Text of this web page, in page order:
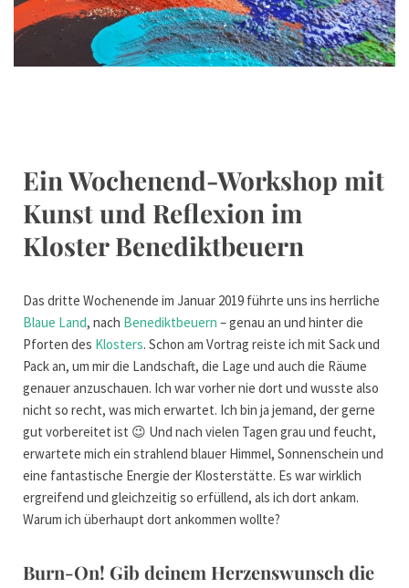
Ein Wochenend-Workshop mit
Kunst und Reflexion im
Kloster Benediktbeuern
Das dritte Wochenende im Januar 2019 führte uns ins herrliche
Blaue Land, nach Benediktbeuern – genau an und hinter die
Pforten des Klosters. Schon am Vortrag reiste ich mit Sack und
Pack an, um mir die Landschaft, die Lage und auch die Räume
genauer anzuschauen. Ich war vorher nie dort und wusste also
nicht so recht, was mich erwartet. Ich bin ja jemand, der gerne
gut vorbereitet ist 😉 Und nach vielen Tagen grau und feucht,
erwartete mich ein strahlend blauer Himmel, Sonnenschein und
eine fantastische Energie der Klosterstätte. Es war wirklich
ergreifend und gleichzeitig so erfüllend, als ich dort ankam.
Warum ich überhaupt dort ankommen wollte?
Burn-On! Gib deinem Herzenswunsch die